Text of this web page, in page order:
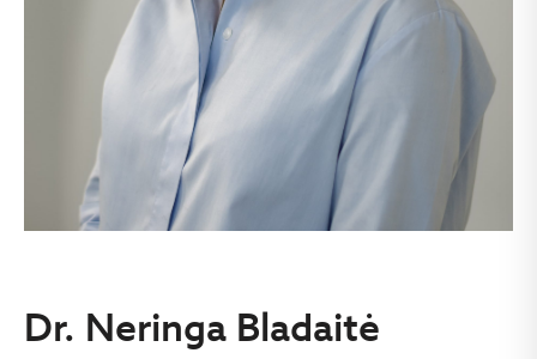
Dr. Neringa Bladaitė